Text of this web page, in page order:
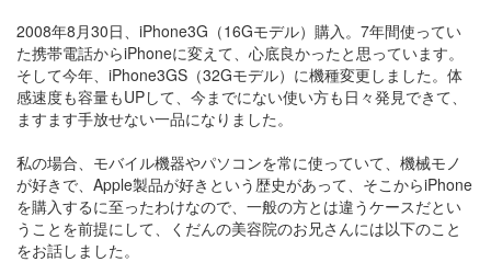
2008年8月30日、iPhone3G（16Gモデル）購入。7年間使ってい
た携帯電話からiPhoneに変えて、心底良かったと思っています。
そして今年、iPhone3GS（32Gモデル）に機種変更しました。体
感速度も容量もUPして、今までにない使い方も日々発見できて、
ますます手放せない一品になりました。
私の場合、モバイル機器やパソコンを常に使っていて、機械モノ
が好きで、Apple製品が好きという歴史があって、そこからiPhone
を購入するに至ったわけなので、一般の方とは違うケースだとい
うことを前提にして、くだんの美容院のお兄さんには以下のこと
をお話しました。